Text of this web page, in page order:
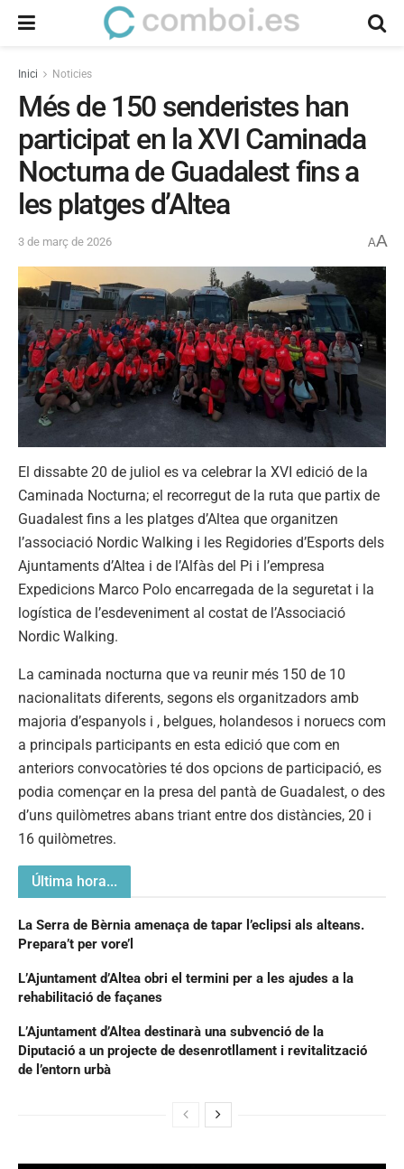
Inici Noticies
Més de 150 senderistes han
participat en la XVI Caminada
Nocturna de Guadalest fins a
les platges d’Altea
3 de març de 2026 AA
El dissabte 20 de juliol es va celebrar la XVI edició de la
Caminada Nocturna; el recorregut de la ruta que partix de
Guadalest fins a les platges d’Altea que organitzen
l’associació Nordic Walking i les Regidories d’Esports dels
Ajuntaments d’Altea i de l’Alfàs del Pi i l’empresa
Expedicions Marco Polo encarregada de la seguretat i la
logística de l’esdeveniment al costat de l’Associació
Nordic Walking.
La caminada nocturna que va reunir més 150 de 10
nacionalitats diferents, segons els organitzadors amb
majoria d’espanyols i , belgues, holandesos i noruecs com
a principals participants en esta edició que com en
anteriors convocatòries té dos opcions de participació, es
podia començar en la presa del pantà de Guadalest, o des
d’uns quilòmetres abans triant entre dos distàncies, 20 i
16 quilòmetres.
Última hora...
La Serra de Bèrnia amenaça de tapar l’eclipsi als alteans.
Prepara’t per vore’l
L’Ajuntament d’Altea obri el termini per a les ajudes a la
rehabilitació de façanes
L’Ajuntament d’Altea destinarà una subvenció de la
Diputació a un projecte de desenrotllament i revitalització
de l’entorn urbà